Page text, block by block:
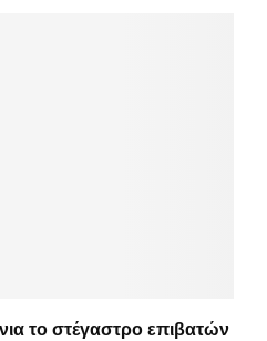
το στέγαστρο επιβατών